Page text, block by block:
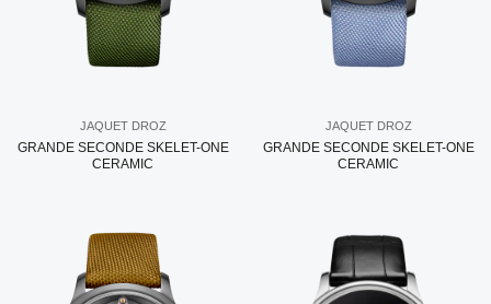
JAQUET DROZ
GRANDE SECONDE SKELET-ONE
CERAMIC
JAQUET DROZ
GRANDE SECONDE SKELET-ONE
CERAMIC